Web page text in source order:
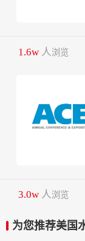
1.6w人 浏览
3.0w人浏览
为您推荐美国